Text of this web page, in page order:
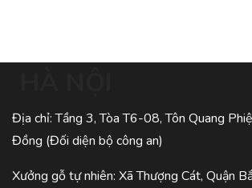
Địa chỉ: Tầng 3, Tòa T6-08, Tôn Quang
Đồng (Đối diện bộ công an)
Xưởng gỗ tự nhiên: Xã Thượng Cát, Quận